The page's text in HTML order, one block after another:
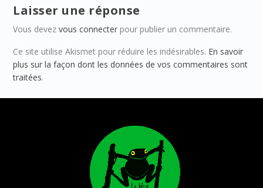
Laisser une réponse
Vous devezvous connecter pour publier un commentaire.
Ce site utilise Akismet pour réduire les indésirables. En savoir
plus sur la façon dont les données de vos commentaires sont
traitées.